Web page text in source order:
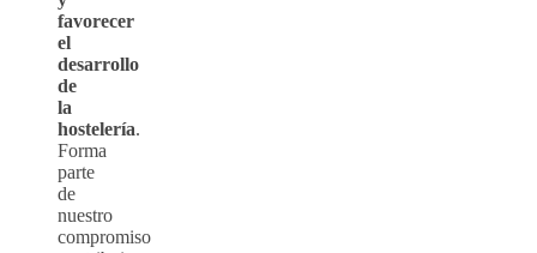
favorecer
el
desarrollo
de
la
hostelería.
Forma
parte
de
nuestro
compromiso